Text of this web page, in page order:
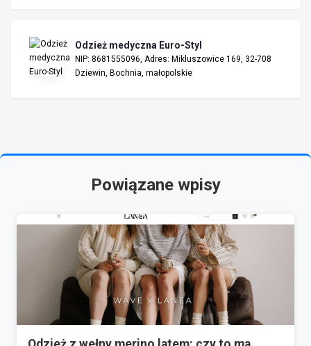
Odzież medyczna Euro-Styl
NIP: 8681555096, Adres: Mikluszowice 169, 32-708
Dziewin, Bochnia, małopolskie
Powiązane wpisy